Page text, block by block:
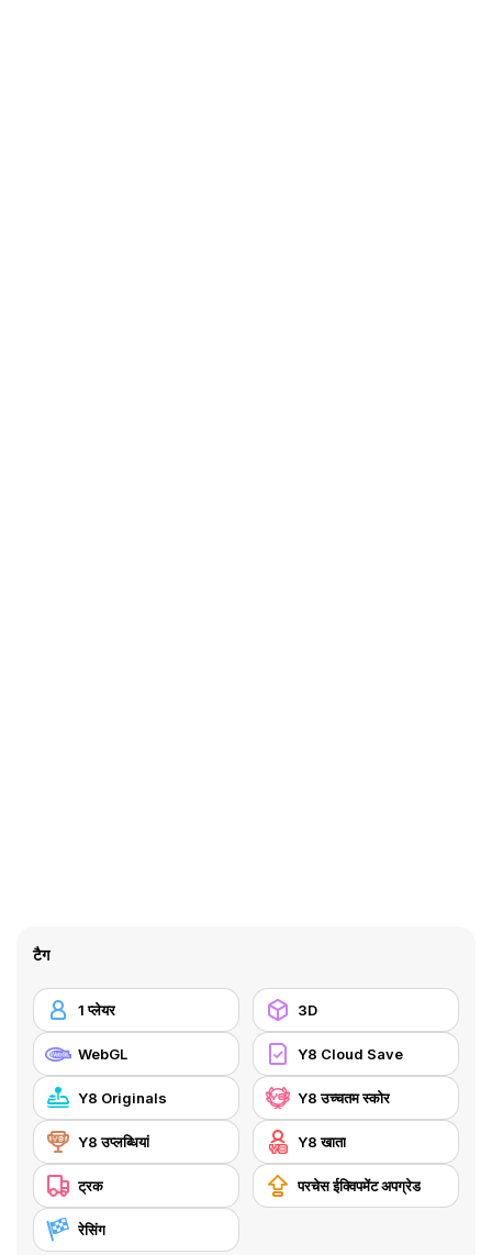
टैग
1 प्लेयर 3D
WebGL Y8 Cloud Save
Y8 Originals Y8 उच्चतम स्कोर
Y8 उप्लब्धियां Y8 खाता
ट्रक परचेस ईक्विपमेंट अपग्रेड
रेसिंग